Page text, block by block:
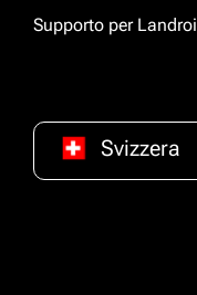
Supporto per
Svizzera